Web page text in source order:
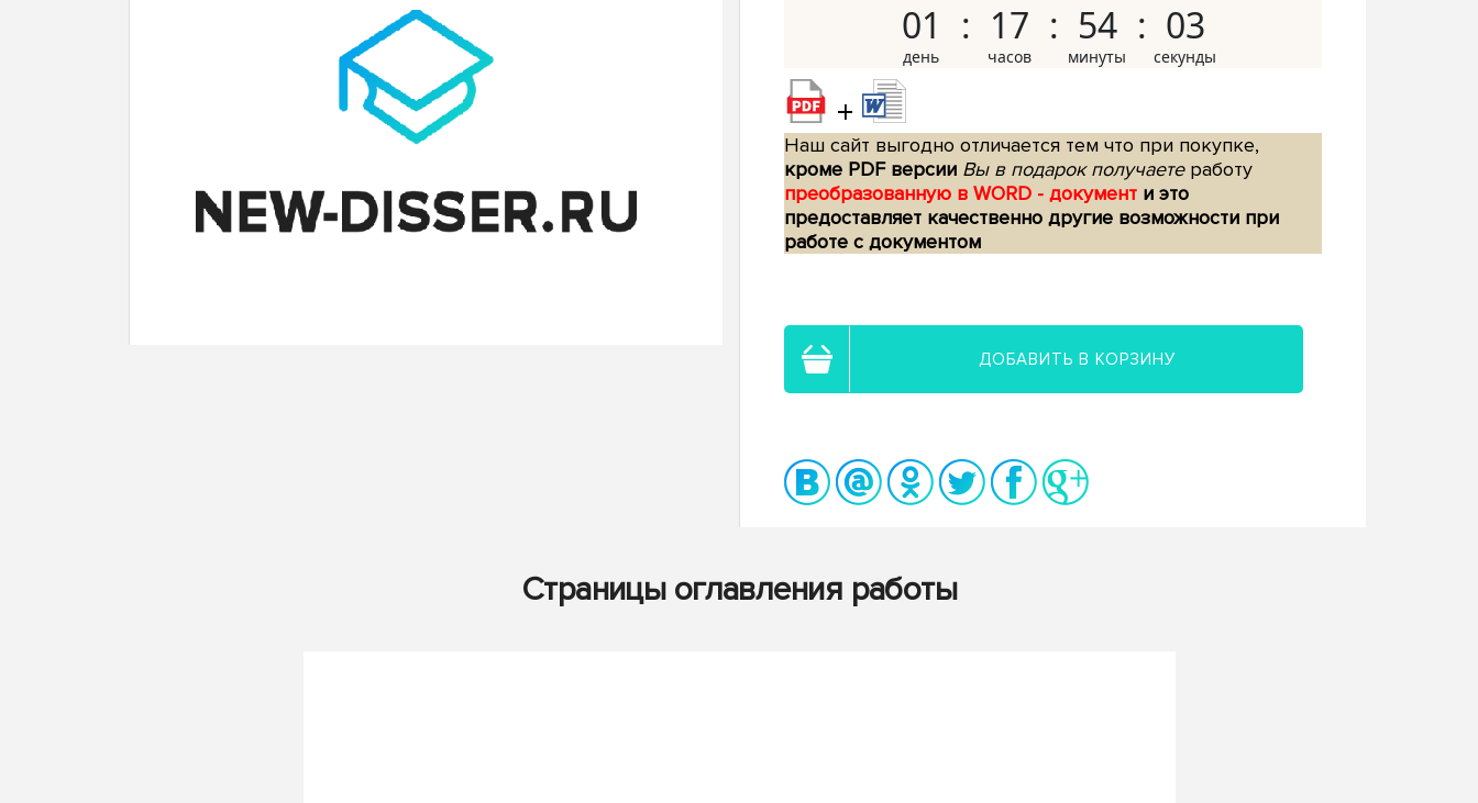
01 17 54 02
+
Наш сайт выгодно отличается тем что при покупке,
кроме PDF версии Вы в подарок получаетеработу
преобразованную в WORD - документ и это
предоставляет качественно другие возможности при
работе с документом
ДОБАВИТЬ В КОРЗИНУ
Страницы оглавления работы